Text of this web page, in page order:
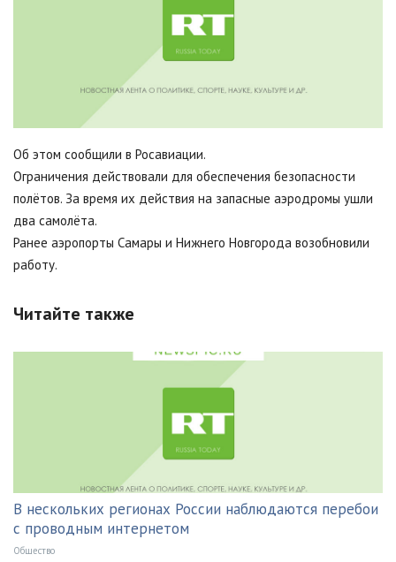
Об этом сообщили в Росавиации.
Ограничения действовали для обеспечения безопасности
полётов. За время их действия на запасные аэродромы ушли
два самолёта.
Ранее аэропорты Самары и Нижнего Новгорода возобновили
работу.
Читайте также
В нескольких регионах России наблюдаются перебои
с проводным интернетом
Общество